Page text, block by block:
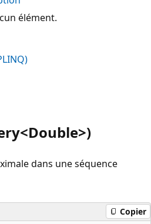
élément.
dans une séquence
Copier